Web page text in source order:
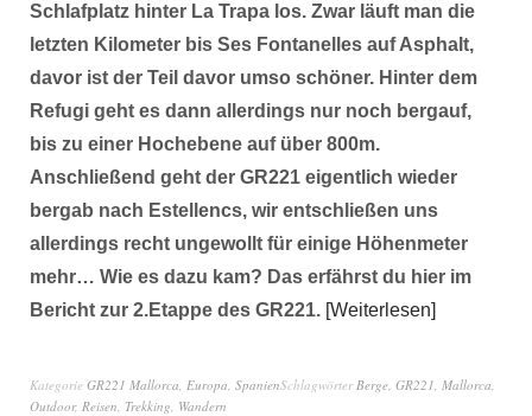
Schlafplatz hinter La Trapa los. Zwar läuft man die
letzten Kilometer bis Ses Fontanelles auf Asphalt,
davor ist der Teil davor umso schöner. Hinter dem
Refugi geht es dann allerdings nur noch bergauf,
bis zu einer Hochebene auf über 800m.
Anschließend geht der GR221 eigentlich wieder
bergab nach Estellencs, wir entschließen uns
allerdings recht ungewollt für einige Höhenmeter
mehr… Wie es dazu kam? Das erfährst du hier im
Bericht zur 2.Etappe des GR221. Weiterlesen
Kategorie GR221 Mallorca, Europa, SpanienSchlagwörterBerge, GR221, Mallorca,
Outdoor, Reisen, Trekking, Wandern